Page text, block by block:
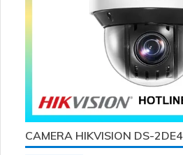
CAMERA HIKVISION DS-